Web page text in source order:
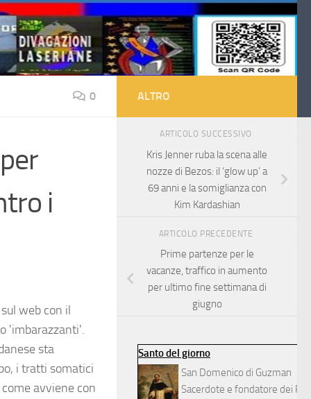
0
i
web con il
'imbarazzanti'.
sta
i tratti somatici
avviene con
ALTRO
ARTICOLO SUCCESSIVO
Kris Jenner ruba la scena alle
nozze di Bezos: il ‘glow up’ a
69 anni e la somiglianza con
Kim Kardashian
ARTICOLO PRECEDENTE
Prime partenze per le
vacanze, traffico in aumento
per ultimo fine settimana di
giugno
Santo del giorno
San Domenico di Guzman
Sacerdote e fondatore dei